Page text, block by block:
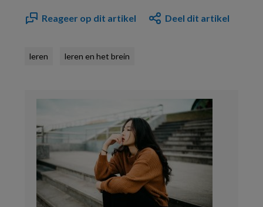
Reageer op dit artikel Deel dit artikel
leren leren en het brein